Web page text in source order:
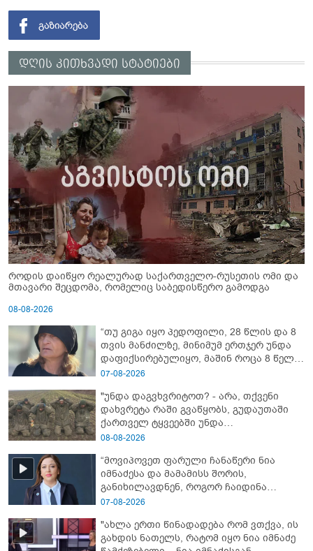
დღის კითხვადი სტატიები
როდის დაიწყო რეალურად საქართველო-რუსეთის ომი და
მთავარი შეცდომა, რომელიც საბედისწერო გამოდგა
08-08-2026
“თუ გიგა იყო პედოფილი, 28 წლის და 8
თვის მანძილზე, მინიმუმ ერთჯერ უნდა
დაფიქსირებულიყო, მაშინ როცა 8 წელი
ამზადებდა მოსწავლეებს! - იპოვონ ერთი
ავიწროებდა” - ეკა კუპატაძე
07-08-2026
"უნდა დაგვხვრიტოთ? - არა, თქვენი
დახვრეტა რაში გვაწყობს, გუდაუთაში
ქართველ ტყვეებში უნდა
გადაგცვალოთ..."
08-08-2026
“მოვიპოვეთ ფარული ჩანაწერი ნია
იმნაძესა და მამამისს შორის,
განიხილავდნენ, როგორ ჩაიდინა
გაბაშვილმა დანაშაული” - რას ამბობს
07-08-2026
"ახლა ერთი წინადადება რომ ვთქვა, ის
გახდის ნათელს, რატომ იყო ნია იმნაძე